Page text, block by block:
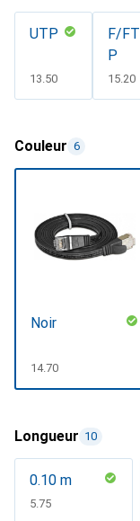
UTP
CHF
13.50
F/FT
P
CHF
15.20
Couleur 6
Noir
CHF
14.70
Longueur 10
0.10 m
CHF
5.75